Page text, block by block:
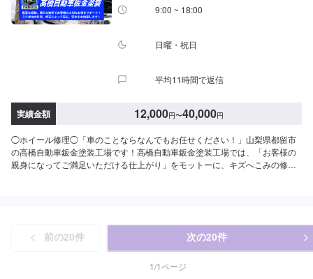
9:00 ~ 18:00
日曜・祝日
平均11時間で返信
実績金額 12,000円〜40,000円
◯ホイール修理◯「車のことならなんでもお任せください！」山梨県都留市
の高橋自動車鈑金塗装工場です！高橋自動車鈑金塗装工場では、「お客様の
親身になってご満足いただける仕上がり」をモットーに、キズへこみの修
す。お車の作業中は代車をご利用ください。※代車の燃料代はお客様にご負担
いただいております。【定休日・営業時間】定休日：日曜日、祝日、第二土
曜日営業時間：9:00~18:00
前の20件 次の20件
1/1ページ